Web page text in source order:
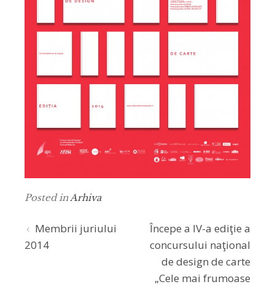
Posted inArhiva
Post
Membrii juriului
2014
Începe a IV-a ediţie a
concursului naţional
de design de carte
„Cele mai frumoase